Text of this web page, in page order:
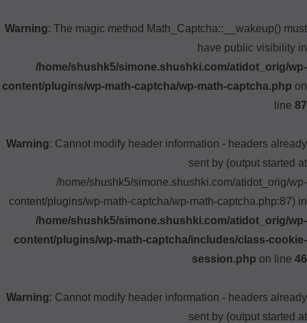
Warning: The magic method Math_Captcha::__wakeup() must
have public visibility in
/home/shushk5/simone.shushki.com/atidot_orig/wp-
content/plugins/wp-math-captcha/wp-math-captcha.php on
line 87
Warning: Cannot modify header information - headers already
sent by (output started at
/home/shushk5/simone.shushki.com/atidot_orig/wp-
content/plugins/wp-math-captcha/wp-math-captcha.php:87) in
/home/shushk5/simone.shushki.com/atidot_orig/wp-
content/plugins/wp-math-captcha/includes/class-cookie-
session.php on line 46
Warning: Cannot modify header information - headers already
sent by (output started at